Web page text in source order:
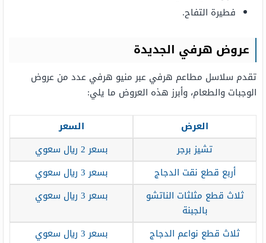
فطيرة التفاح.
عروض هرفي الجديدة
تقدم سلاسل مطاعم هرفي عبر منيو هرفي عدد من عروض
الوجبات والطعام، وأبرز هذه العروض ما يلي:
العرض
السعر
تشيز برجر
بسعر 2 ريال سعوي
أربع قطع نقت الدجاج
بسعر 3 ريال سعوي
ثلاث قطع مثلثات الناتشو
بالجبنة
بسعر 3 ريال سعوي
ثلاث قطع نواعم الدجاج بسعر 3 ريال سعوي